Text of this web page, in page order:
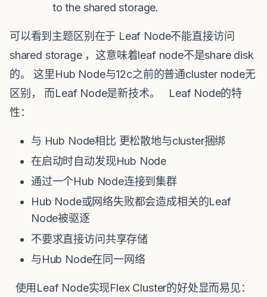
to the shared storage.
可以看到主题区别在于 Leaf Node不能直接访问
shared storage ，这意味着leaf node不是share disk
的。 这里Hub Node与12c之前的普通cluster node无
区别， 而Leaf Node是新技术。 Leaf Node的特
性：
与 Hub Node相比 更松散地与cluster捆绑
在启动时自动发现Hub Node
通过一个Hub Node连接到集群
Hub Node或网络失败都会造成相关的Leaf
Node被驱逐
不要求直接访问共享存储
与Hub Node在同一网络
使用Leaf Node实现Flex Cluster的好处显而易见：